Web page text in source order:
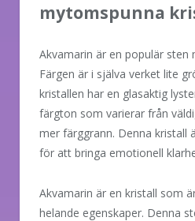
mytomspunna
Akvamarin är en populär sten
Färgen är i själva verket lite
kristallen har en glasaktig
färgton som varierar från
mer färggrann. Denna kristall
för att bringa emotionell
Akvamarin är en kristall som
helande egenskaper. Denna